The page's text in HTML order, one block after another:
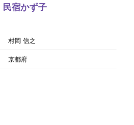
民宿かず子
村岡 信之
京都府